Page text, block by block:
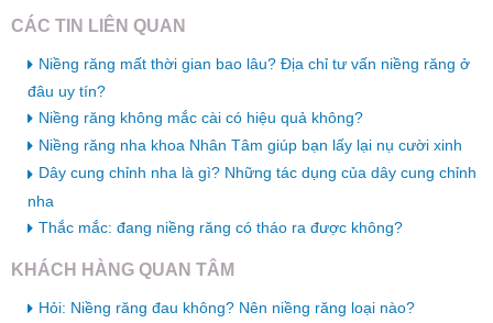
CÁC TIN LIÊN QUAN
Niềng răng mất thời gian bao lâu? Địa chỉ tư vấn niềng răng ở
đâu uy tín?
Niềng răng không mắc cài có hiệu quả không?
Niềng răng nha khoa Nhân Tâm giúp bạn lấy lại nụ cười xinh
Dây cung chỉnh nha là gì? Những tác dụng của dây cung chỉnh
nha
Thắc mắc: đang niềng răng có tháo ra được không?
KHÁCH HÀNG QUAN TÂM
Hỏi: Niềng răng đau không? Nên niềng răng loại nào?